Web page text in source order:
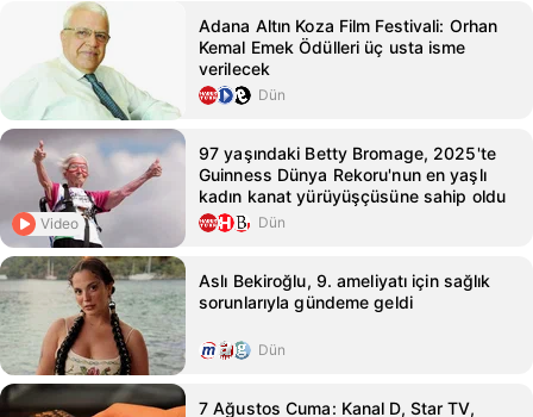
Adana Altın Koza Film Festivali: Orhan
Kemal Emek Ödülleri üç usta isme
verilecek
Dün
Video
97 yaşındaki Betty Bromage, 2025'te
Guinness Dünya Rekoru'nun en yaşlı
kadın kanat yürüyüşçüsüne sahip oldu
Dün
Aslı Bekiroğlu, 9. ameliyatı için sağlık
sorunlarıyla gündeme geldi
Dün
7 Ağustos Cuma: Kanal D, Star TV,